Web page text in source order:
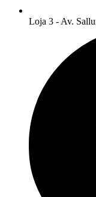
Loja 3 - Av.